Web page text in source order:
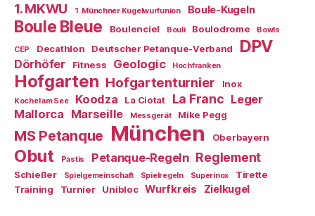
1. MKWU 1. Münchner Kugelwurfunion Boule-Kugeln
Boule Bleue Boulenciel Bouli Boulodrome Bowls
CEP Decathlon Deutscher Petanque-Verband DPV
Dörhöfer Fitness Geologic Hochfranken
Hofgarten Hofgartenturnier Inox
Kochel am See Koodza La Ciotat La Franc Leger
Mallorca Marseille Messgerät Mike Pegg
MS Petanque München Oberbayern
Obut Pastis Petanque-Regeln Reglement
Schießer Spielgemeinschaft Spielregeln Superinox
Tirette
Training
Turnier Unibloc Wurfkreis Zielkugel